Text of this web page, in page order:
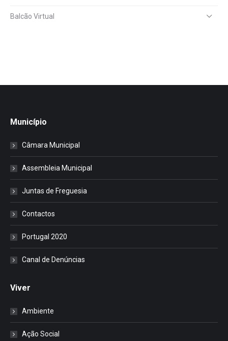
Balcão Virtual
Município
Câmara Municipal
Assembleia Municipal
Juntas de Freguesia
Contactos
Portugal 2020
Canal de Denúncias
Viver
Ambiente
Ação Social